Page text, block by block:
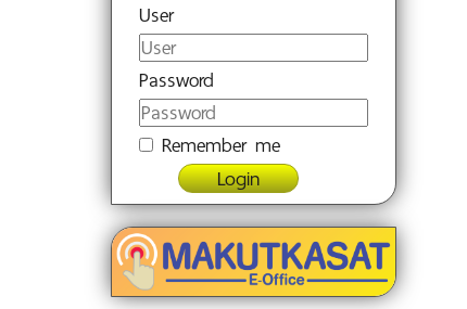
User
Password
Remember me
Login